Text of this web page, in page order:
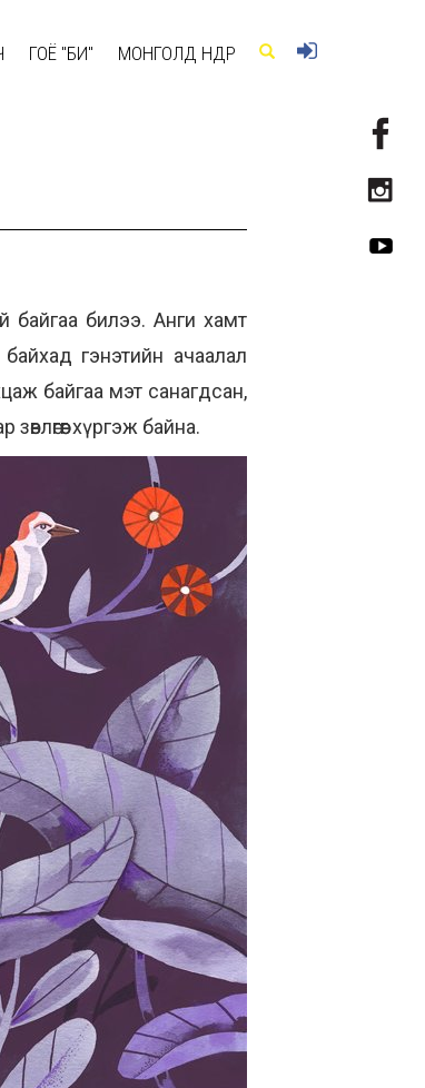
ГОЁ "БИ" МОНГОЛД ӨНӨӨДӨР
байгаа билээ. Анги хамт
гэнэтийн ачаалал
байгаа мэт санагдсан,
хүргэж байна.